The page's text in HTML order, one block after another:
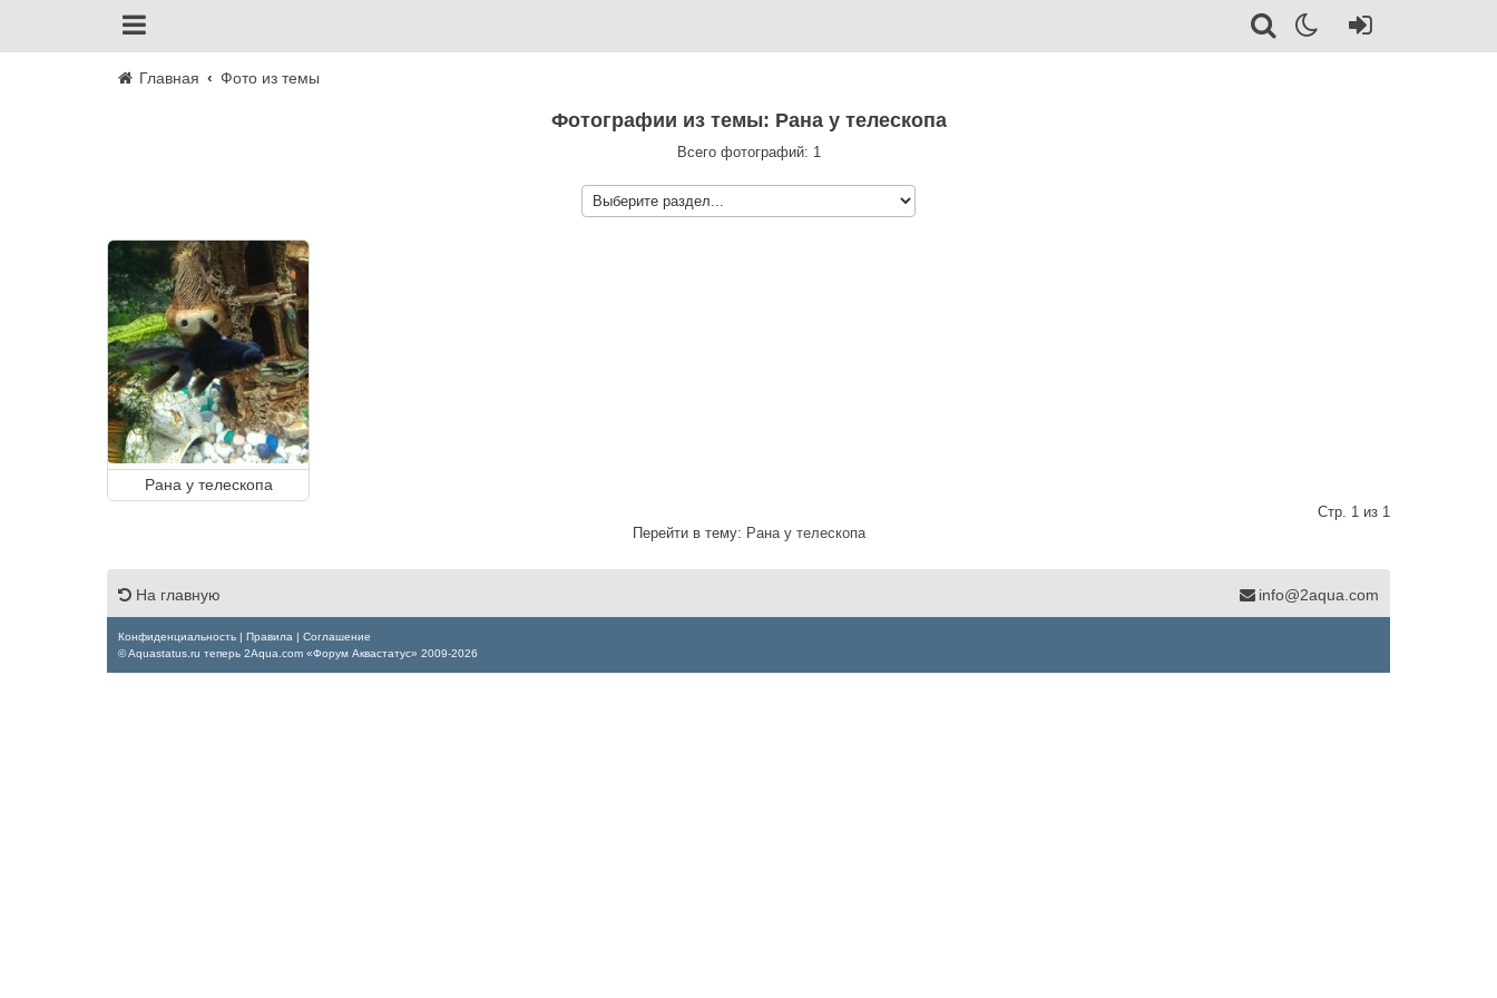
Главная Фото из темы
Фотографии из темы: Рана у телескопа
Всего фотографий: 1
Рана у телескопа
Стр. 1 из 1
Перейти в тему: Рана у телескопа
На главную info@2aqua.com
Конфиденциальность Правила
Соглашение
© Aquastatus.ru теперь 2Aqua.com «Форум Аквастатус» 2009-2026